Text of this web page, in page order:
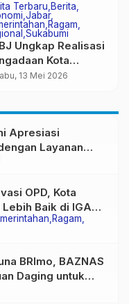
Raya Jabar
Dan Pemkot
Kembangkan
Sampah
Jepang
Senin, 13 Sep 2021
Apresiasi
Layanan
hingga
Ragam
OPD, Kota
Baik di IGA
BRImo, BAZNAS
Daging untuk